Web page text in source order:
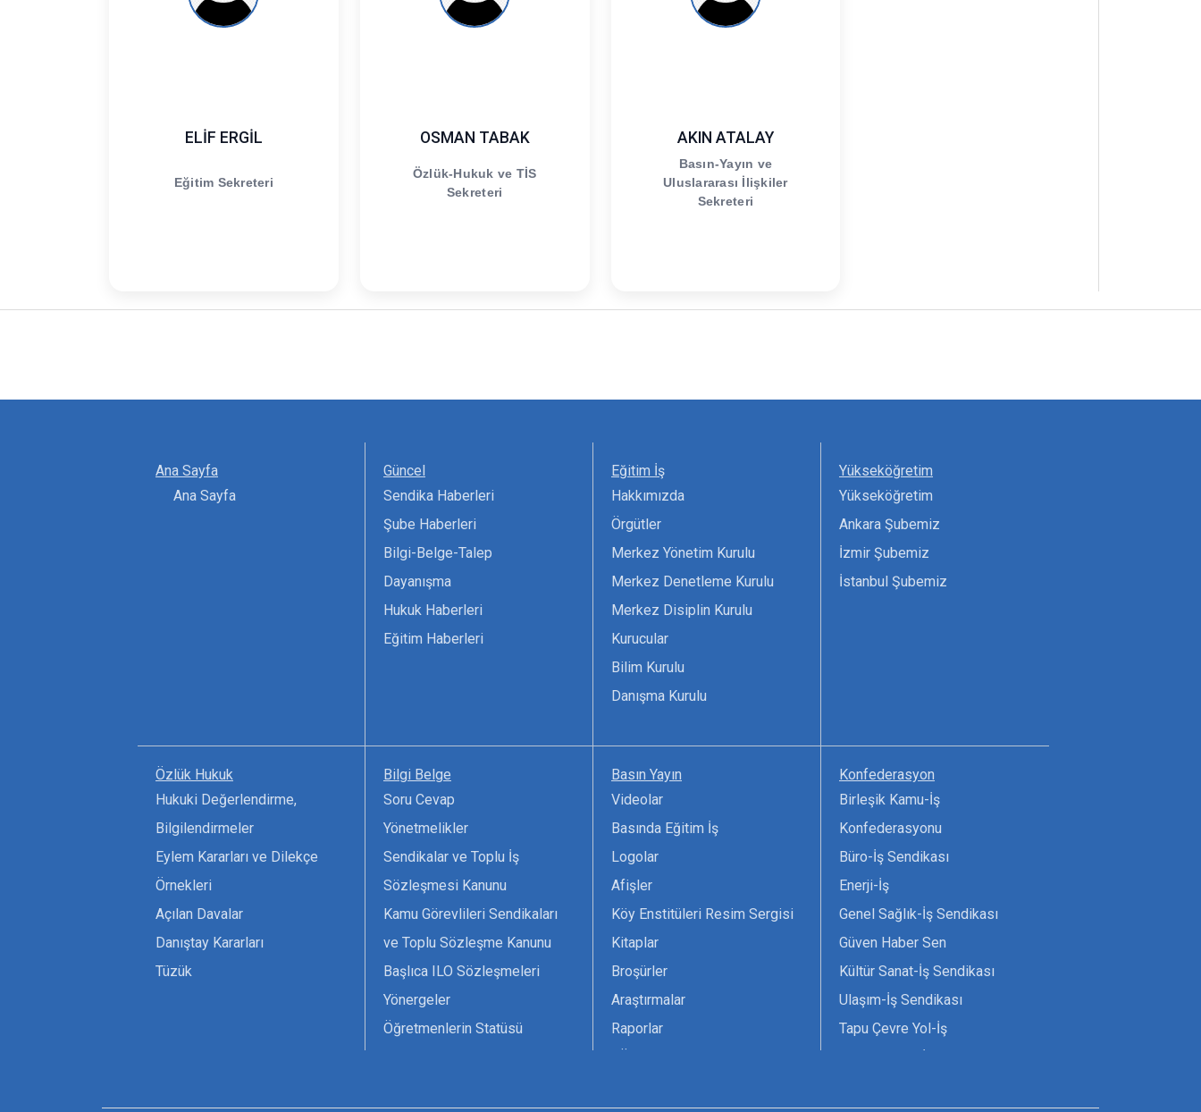
ELİF ERGİL
Eğitim Sekreteri
OSMAN TABAK
Özlük-Hukuk ve TİS
Sekreteri
AKIN ATALAY
Basın-Yayın ve
Uluslararası İlişkiler
Sekreteri
Ana Sayfa
Ana Sayfa
Güncel
Sendika Haberleri
Şube Haberleri
Bilgi-Belge-Talep
Dayanışma
Hukuk Haberleri
Eğitim Haberleri
Eğitim İş
Hakkımızda
Örgütler
Merkez Yönetim Kurulu
Merkez Denetleme Kurulu
Merkez Disiplin Kurulu
Kurucular
Bilim Kurulu
Danışma Kurulu
Yükseköğretim
Yükseköğretim
Ankara Şubemiz
İzmir Şubemiz
İstanbul Şubemiz
Özlük Hukuk
Hukuki Değerlendirme,
Bilgilendirmeler
Eylem Kararları ve Dilekçe
Örnekleri
Açılan Davalar
Danıştay Kararları
Tüzük
Bilgi Belge
Soru Cevap
Yönetmelikler
Sendikalar ve Toplu İş
Sözleşmesi Kanunu
Kamu Görevlileri Sendikaları
ve Toplu Sözleşme Kanunu
Başlıca ILO Sözleşmeleri
Yönergeler
Öğretmenlerin Statüsü
Basın Yayın
Videolar
Basında Eğitim İş
Logolar
Afişler
Köy Enstitüleri Resim Sergisi
Kitaplar
Broşürler
Araştırmalar
Raporlar
Konfederasyon
Birleşik Kamu-İş
Konfederasyonu
Büro-İş Sendikası
Enerji-İş
Genel Sağlık-İş Sendikası
Güven Haber Sen
Kültür Sanat-İş Sendikası
Ulaşım-İş Sendikası
Tapu Çevre Yol-İş